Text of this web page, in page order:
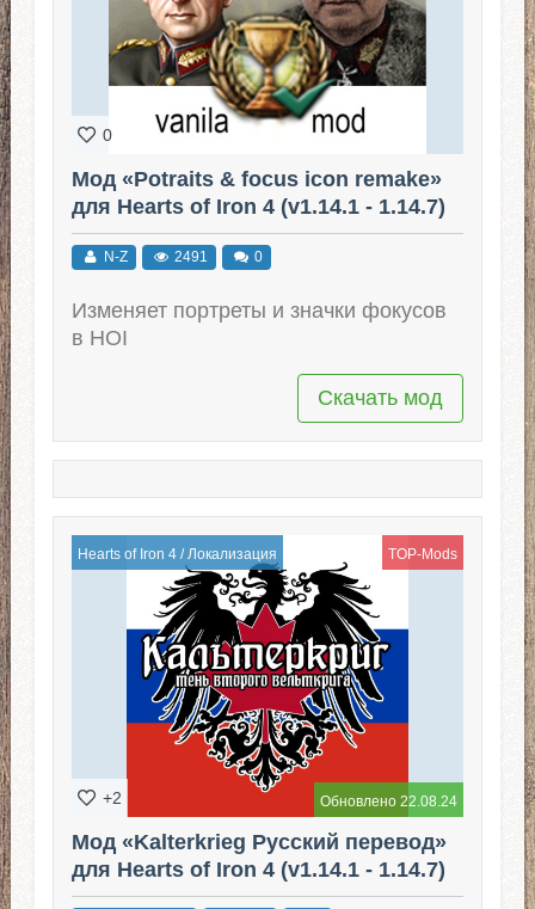
0
Мод «Potraits & focus icon remake»
для Hearts of Iron 4 (v1.14.1 - 1.14.7)
N-Z 2491 0
Изменяет портреты и значки фокусов
в HOI
Скачать мод
Hearts of Iron 4/ Локализация TOP-Mods
Обновлено 22.08.24
+2
Мод «Kalterkrieg Русский перевод»
для Hearts of Iron 4 (v1.14.1 - 1.14.7)